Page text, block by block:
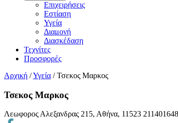
Επιχειρήσεις
Εστίαση
Υγεία
Διαμονή
Διασκέδαση
Τεχνίτες
Προσφορές
Αρχική /Υγεία / Τσεκος Μαρκος
Τσεκος Μαρκος
Λεωφορος Αλεξανδρας 215, Αθήνα, 11523